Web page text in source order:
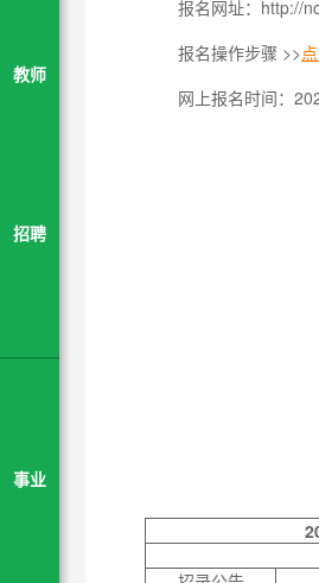
教师
招聘
事业
报名网址：http://
报名操作步骤 >>
网上报名时间：